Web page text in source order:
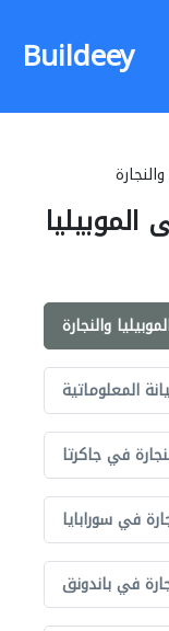
Buildeey
والنجارة
المعلوماتية
في جاكرتا
في سورابايا
في باندونق